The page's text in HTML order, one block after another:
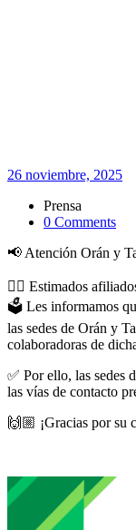
26 noviembre, 2025
Prensa
0 Comments
📢 Atención Orán y
👉🏼 Estimados
🗳️ Les informamos
las sedes de Orán y
colaboradoras de
✅ Por ello, las sedes
las vías de contacto
🙌🏼 ¡Gracias por su